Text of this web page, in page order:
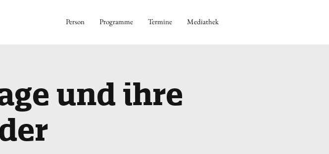
Person Programme Termine Mediathek
und ihre